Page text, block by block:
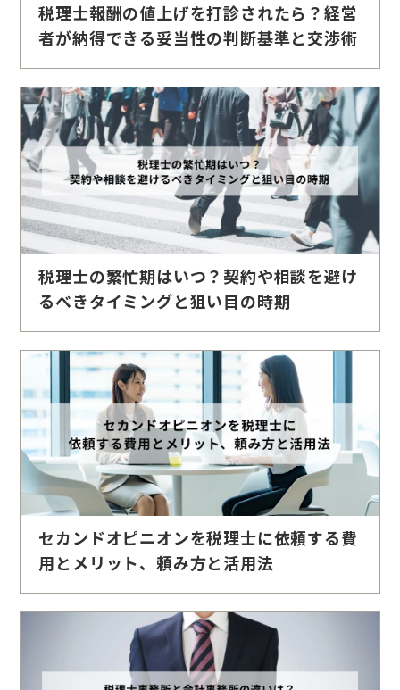
税理士報酬の値上げを打診されたら？経営
者が納得できる妥当性の判断基準と交渉術
税理士の繁忙期はいつ？契約や相談を避け
るべきタイミングと狙い目の時期
セカンドオピニオンを税理士に依頼する費
用とメリット、頼み方と活用法